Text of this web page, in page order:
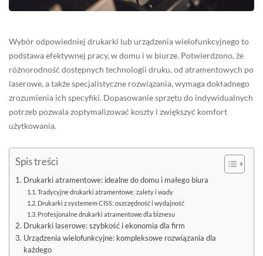
Wybór odpowiedniej drukarki lub urządzenia wielofunkcyjnego to
podstawa efektywnej pracy, w domu i w biurze. Potwierdzono, że
różnorodność dostępnych technologii druku, od atramentowych po
laserowe, a także specjalistyczne rozwiązania, wymaga dokładnego
zrozumienia ich specyfiki. Dopasowanie sprzętu do indywidualnych
potrzeb pozwala zoptymalizować koszty i zwiększyć komfort
użytkowania.
Spis treści
Drukarki atramentowe: idealne do domu i małego biura
Tradycyjne drukarki atramentowe: zalety i wady
Drukarki z systemem CISS: oszczędność i wydajność
Profesjonalne drukarki atramentowe dla biznesu
Drukarki laserowe: szybkość i ekonomia dla firm
Urządzenia wielofunkcyjne: kompleksowe rozwiązania dla
każdego